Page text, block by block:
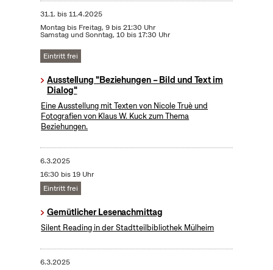
31.1. bis11.4.2025
Montag bis Freitag, 9 bis 21:30 Uhr
Samstag und Sonntag, 10 bis 17:30 Uhr
Eintritt frei
Ausstellung "Beziehungen – Bild und Text im
Dialog"
Eine Ausstellung mit Texten von Nicole Truè und
Fotografien von Klaus W. Kuck zum Thema
Beziehungen.
6.3.2025
16:30 bis 19 Uhr
Eintritt frei
Gemütlicher Lesenachmittag
Silent Reading in der Stadtteilbibliothek Mülheim
6.3.2025